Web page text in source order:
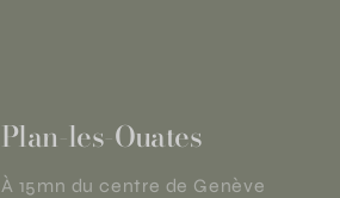
Plan-les-Ouates
À 15mn du centre de Genève